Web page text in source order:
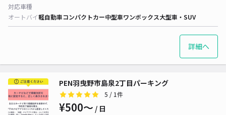
対応車種
オートバイ軽自動車コンパクトカー中型車ワンボックス大型車・SUV
詳細へ
PEN羽曳野市島泉2丁目パーキング
5 / 1件
¥500〜 / 日